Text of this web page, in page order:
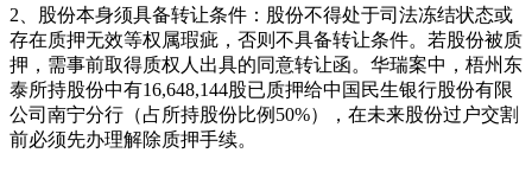
2、股份本身须具备转让条件：股份不得处于司法冻结状态或
存在质押无效等权属瑕疵，否则不具备转让条件。若股份被质
押，需事前取得质权人出具的同意转让函。华瑞案中，梧州东
泰所持股份中有16,648,144股已质押给中国民生银行股份有限
公司南宁分行（占所持股份比例50%），在未来股份过户交割
前必须先办理解除质押手续。